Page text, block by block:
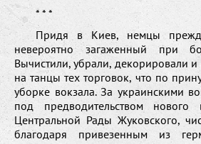
* * *
Придя в Киев, немцы
невероятно загаженный при
Вычистили, убрали, декорировали
на танцы тех торговок, что по
уборке вокзала. За украинскими
под предводительством нового
Центральной Рады Жуковского,
благодаря привезенным из